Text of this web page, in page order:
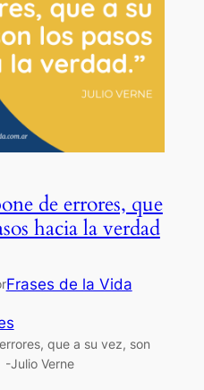
de errores, que
hacia la verdad
Frases de la Vida
que a su vez, son
Julio Verne